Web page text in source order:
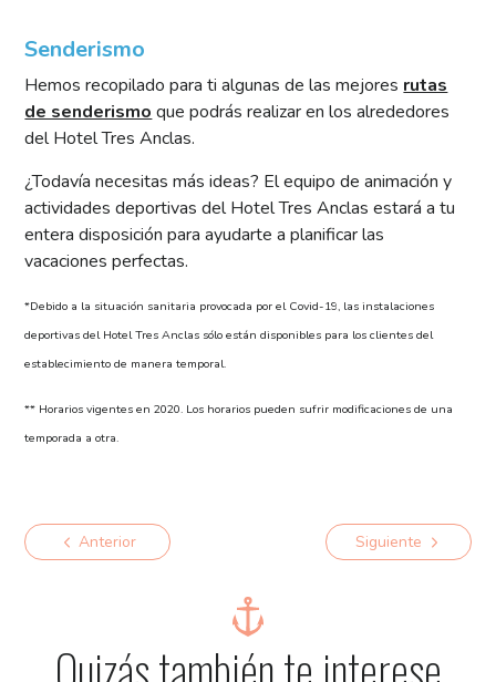
Senderismo
Hemos recopilado para ti algunas de las mejores rutas
de senderismo que podrás realizar en los alrededores
del Hotel Tres Anclas.
¿Todavía necesitas más ideas? El equipo de animación y
actividades deportivas del Hotel Tres Anclas estará a tu
entera disposición para ayudarte a planificar las
vacaciones perfectas.
*Debido a la situación sanitaria provocada por el Covid-19, las instalaciones
deportivas del Hotel Tres Anclas sólo están disponibles para los clientes del
establecimiento de manera temporal.
** Horarios vigentes en 2020. Los horarios pueden sufrir modificaciones de una
temporada a otra.
Anterior Siguiente